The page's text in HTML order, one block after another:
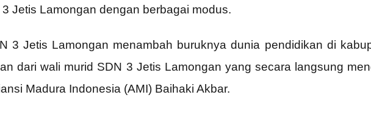
Jetis Lamongan dengan berbagai modus.
3 Jetis Lamongan menambah buruknya dunia pendidikan di
dari wali murid SDN 3 Jetis Lamongan yang secara langsung
Madura Indonesia (AMI) Baihaki Akbar.